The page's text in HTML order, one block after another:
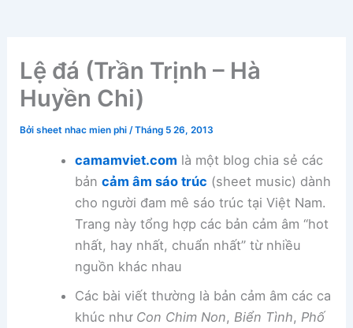
Lệ đá (Trần Trịnh – Hà
Huyền Chi)
Bởisheet nhac mien phi/Tháng 5 26, 2013
camamviet.com là một blog chia sẻ các
bản cảm âm sáo trúc (sheet music) dành
cho người đam mê sáo trúc tại Việt Nam.
Trang này tổng hợp các bản cảm âm “hot
nhất, hay nhất, chuẩn nhất” từ nhiều
nguồn khác nhau
Các bài viết thường là bản cảm âm các ca
khúc như Con Chim Non, Biển Tình, Phố